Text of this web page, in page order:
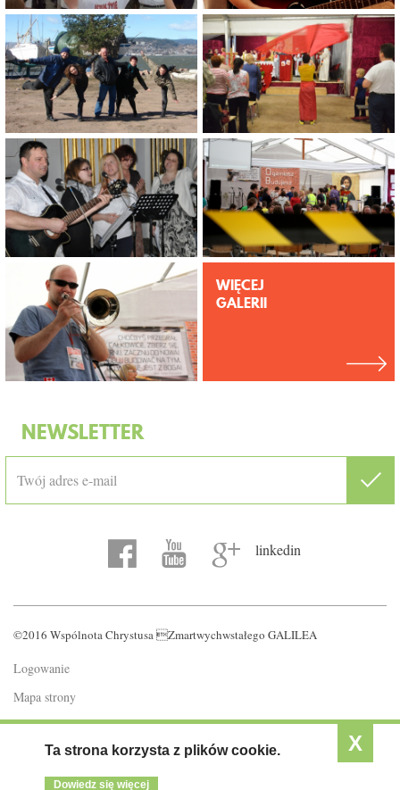
WIĘCEJ
GALERII
NEWSLETTER
linkedin
©2016 Wspólnota Chrystusa Zmartwychwstałego GALILEA
Logowanie
Mapa strony
Polityka prywatności
Ta strona korzysta z plików cookie.
Dowiedz się więcej
X